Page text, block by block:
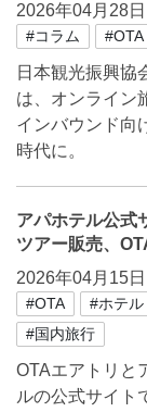
2026年04月28日
#コラム #OTA
日本観光振興協
は、オンライン
インバウンド向
時代に。
アパホテル公式
ツアー販売、
2026年04月15日
#OTA #ホテ
#国内旅行
OTAエアトリと
ルの公式サイト